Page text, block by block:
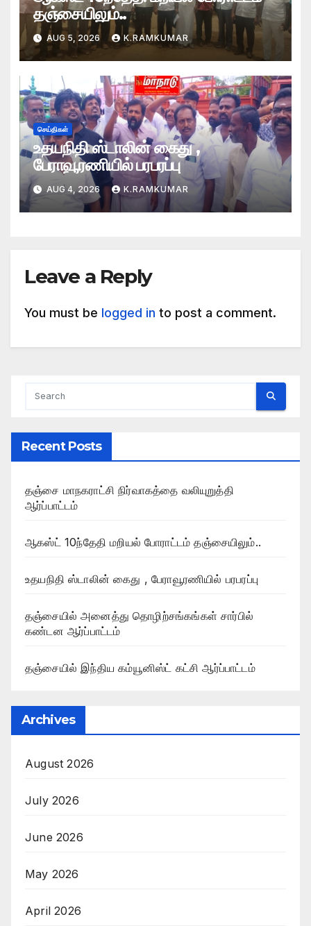
தஞ்சையிலும்..
AUG 5, 2026 K.RAMKUMAR
செய்திகள்
உதயநிதி ஸ்டாலின் கைது ,
பேராவூரணியில் பரபரப்பு
AUG 4, 2026 K.RAMKUMAR
Leave a Reply
You must be logged in to post a comment.
Recent Posts
தஞ்சை மாநகராட்சி நிர்வாகத்தை வலியுறுத்தி
ஆர்ப்பாட்டம்
ஆகஸ்ட் 10ந்தேதி மறியல் போராட்டம் தஞ்சையிலும்..
உதயநிதி ஸ்டாலின் கைது , பேராவூரணியில் பரபரப்பு
தஞ்சையில் அனைத்து தொழிற்சங்கங்கள் சார்பில்
கண்டன ஆர்ப்பாட்டம்
தஞ்சையில் இந்திய கம்யூனிஸ்ட் கட்சி ஆர்ப்பாட்டம்
Archives
August 2026
July 2026
June 2026
May 2026
April 2026